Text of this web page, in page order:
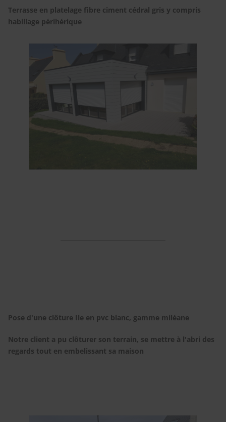
Terrasse en platelage fibre ciment cédral gris y compris
habillage périhérique
Pose d'une clôture Ile en pvc blanc, gamme miléane
Notre client a pu clôturer son terrain, se mettre à l'abri des
regards tout en embelissant sa maison